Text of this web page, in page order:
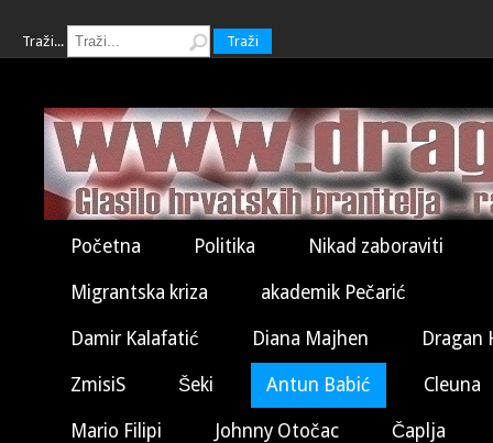
Traži... Traži
Početna Politika Nikad zaboraviti
Migrantska kriza akademik Pečarić
Damir Kalafatić Diana Majhen Dragan
ZmisiS Šeki Antun Babić Cleuna
Mario Filipi Johnny Otočac Čaplja